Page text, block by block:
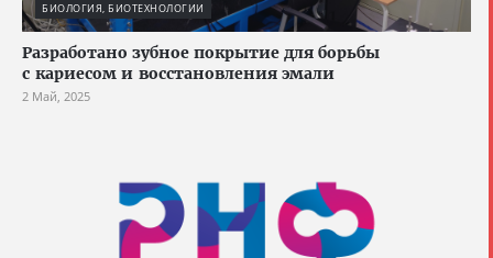
БИОЛОГИЯ, БИОТЕХНОЛОГИИ
Разработано зубное покрытие для борьбы
с кариесом и восстановления эмали
2 Май, 2025